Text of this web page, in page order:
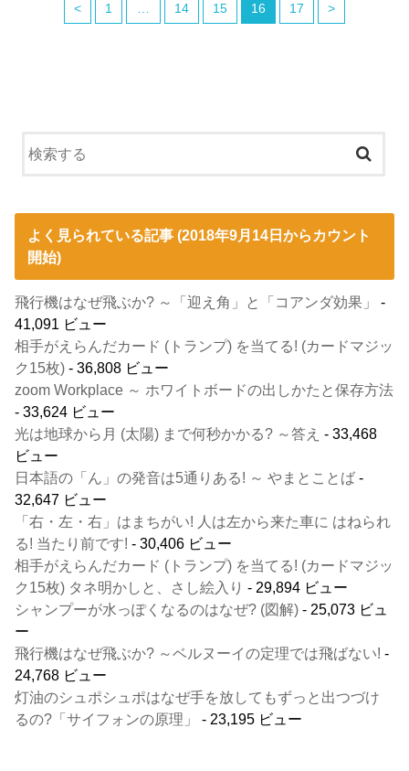
< 1 14 15 16 17 >
よく見られている記事 (2018年9月14日からカウント
開始)
飛行機はなぜ飛ぶか? ～「迎え角」と「コアンダ効果」
-
41,091 ビュー
相手がえらんだカード (トランプ) を当てる! (カードマジッ
ク15枚) - 36,808 ビュー
zoom Workplace ～ ホワイトボードの出しかたと保存方法
- 33,624 ビュー
光は地球から月 (太陽) まで何秒かかる? ～答え - 33,468
ビュー
日本語の「ん」の発音は5通りある! ～ やまとことば -
32,647 ビュー
「右・左・右」はまちがい! 人は左から来た車に はねられ
る! 当たり前です! - 30,406 ビュー
相手がえらんだカード (トランプ) を当てる! (カードマジッ
ク15枚) タネ明かしと、さし絵入り - 29,894 ビュー
シャンプーが水っぽくなるのはなぜ? (図解) - 25,073 ビュ
ー
飛行機はなぜ飛ぶか? ～ベルヌーイの定理では飛ばない! -
24,768 ビュー
灯油のシュポシュポはなぜ手を放してもずっと出つづけ
るの?「サイフォンの原理」
- 23,195 ビュー